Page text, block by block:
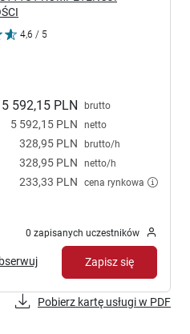
4,6 / 5
5 592,15 PLN brutto
5 592,15 PLN netto
328,95 PLN brutto/h
328,95 PLN netto/h
233,33 PLN cena rynkowa
0 zapisanych uczestników
Zapisz się
Pobierz kartę usługi w PDF